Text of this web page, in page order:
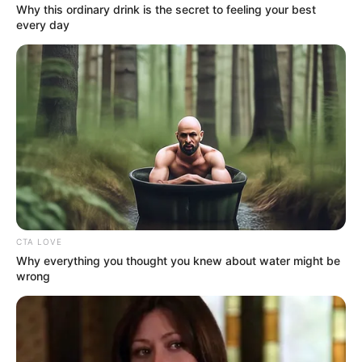
Την ίδια ώρα ο Δήμος Χαλκιδέων προχωρά
στην υλοποίηση γεωλογικής μελέτης για την
αντιμετώπιση της κατολίσθησης στην περιοχή
Σκαλάκια της Έξω Παναγίτσας.
Η μελέτη θεωρείται απαραίτητη για να
αποτυπωθούν οι γεωλογικές συνθήκες της
περιοχής και να προταθούν οι κατάλληλες
παρεμβάσεις, με στόχο την ασφαλή
Why this ordinary drink is the secret to feeling your best
every day
CTA LOVE
Why everything you thought you knew about water might be
wrong